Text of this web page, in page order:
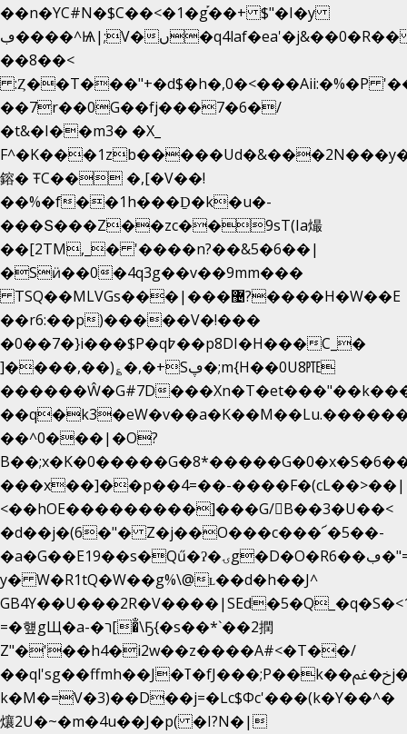
��n�YC#N�$C��<�1�g֡��+ $"�I�y
ڢ����^Ѩ|;V�ں�q4laf�ea'�j&��0�R�� J0O
��8��<
:Ȥ��T���"+�d$�h�,0�<���Aii:�%�P
��7r��0G��fj���7�6�/
�t&�I��m3� �X_
鎔� ŦC�� �,[�V��!
��%�f��1h���Ḏ�k�u�-
���Տ���Z��zc��9sT(Ia熶
��[2TM,_� '����n?��&5�6��|
�Sӥ��0�4q3g��v��9mm���
TSQ��MLVGs���|���޴?����H�W��E
��r6:��p)�����V�!���
�0��7�}i���$P�q߈��p8DI�H���C_�
]����,��)؏�,�+Sڥ�;m{H��0U8㉐
������Ŵ�G#7D
��^0���|�O?
���x��]��p��4=��-����F�(cL��>��|
<��hOE���������]���G/B��3�U��<
�d��j�(6�"� Z�j��O���c���՜�5��-
�a�G��E19��s�Qű�ʔ�ۍg�D�O�Rڢ��6�"=Uh����
y� W�R1tQ�W��g%\@ʟ��d�h��J^
=�헆gЩ�a-�ר[�̐\Ҕ{�s��*`��2撋
Z"�'��h4�i2w��z����A#<�T��/
��ql'sg��ffmh��J�ߠ�fJ���;P��k��خ�ﰬj��0��E8��6G���գN9?
k�M�=V�3)��D��j=�Lc$Φc'���(k�Y��^�
爙2U�~�m�4u��J�p( �I?N�|